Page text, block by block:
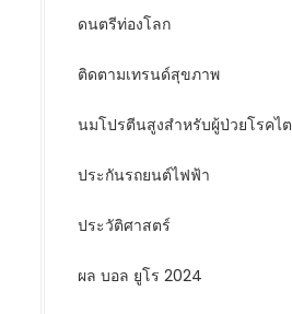
ดนตรีท่องโลก
ติดตามเทรนด์สุขภาพ
นมโปรตีนสูงสำหรับผู้ป่วยโรคไต
ประกันรถยนต์ไฟฟ้า
ประวัติศาสตร์
ผล บอล ยูโร 2024